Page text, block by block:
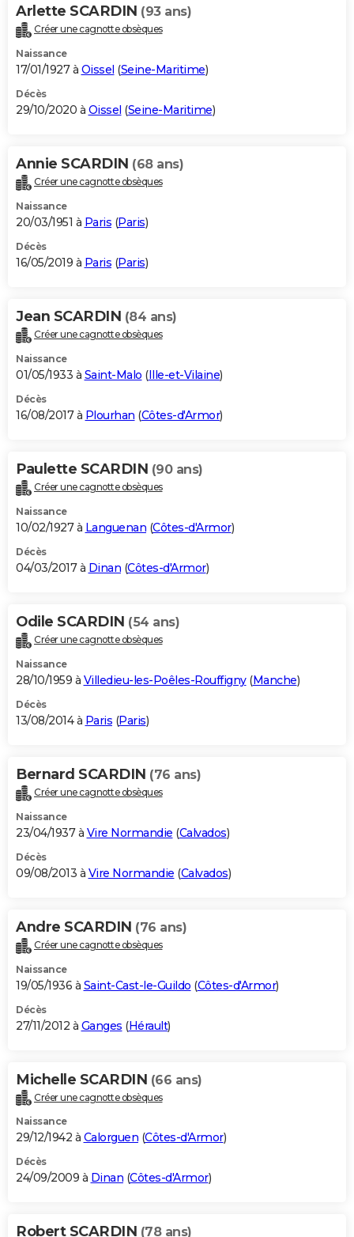
Arlette SCARDIN (93 ans)
Créer une cagnotte obsèques
Naissance
17/01/1927 à Oissel (Seine-Maritime)
Décès
29/10/2020 à Oissel (Seine-Maritime)
Annie SCARDIN (68 ans)
Créer une cagnotte obsèques
Naissance
20/03/1951 à Paris (Paris)
Décès
16/05/2019 à Paris (Paris)
Jean SCARDIN (84 ans)
Créer une cagnotte obsèques
Naissance
01/05/1933 à Saint-Malo (Ille-et-Vilaine)
Décès
16/08/2017 à Plourhan (Côtes-d'Armor)
Paulette SCARDIN (90 ans)
Créer une cagnotte obsèques
Naissance
10/02/1927 à Languenan (Côtes-d'Armor)
Décès
04/03/2017 à Dinan (Côtes-d'Armor)
Odile SCARDIN (54 ans)
Créer une cagnotte obsèques
Naissance
28/10/1959 à Villedieu-les-Poêles-Rouffigny(Manche)
Décès
13/08/2014 à Paris (Paris)
Bernard SCARDIN (76 ans)
Créer une cagnotte obsèques
Naissance
23/04/1937 à Vire Normandie (Calvados)
Décès
09/08/2013 à Vire Normandie (Calvados)
Andre SCARDIN (76 ans)
Créer une cagnotte obsèques
Naissance
19/05/1936 à Saint-Cast-le-Guildo (Côtes-d'Armor)
Décès
27/11/2012 à Ganges (Hérault)
Michelle SCARDIN (66 ans)
Créer une cagnotte obsèques
Naissance
29/12/1942 à Calorguen (Côtes-d'Armor)
Décès
24/09/2009 à Dinan (Côtes-d'Armor)
Robert SCARDIN (78 ans)